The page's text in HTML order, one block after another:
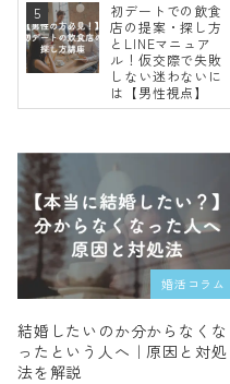
婚活コラム
結婚したいのか分からなくな
ったという人へ｜原因と対処
法を解説
初デートでの飲食
店の提案・探し方
とLINEマニュア
ル！仮交際で失敗
しない迷わないに
は【男性視点】